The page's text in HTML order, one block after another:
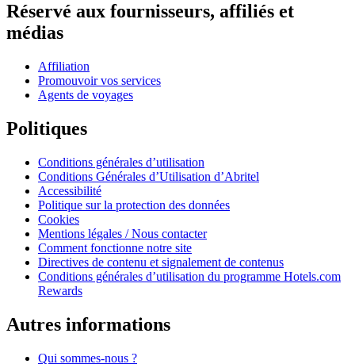
Réservé aux fournisseurs, affiliés et
médias
Affiliation
Promouvoir vos services
Agents de voyages
Politiques
Conditions générales d’utilisation
Conditions Générales d’Utilisation d’Abritel
Accessibilité
Politique sur la protection des données
Cookies
Mentions légales / Nous contacter
Comment fonctionne notre site
Directives de contenu et signalement de contenus
Conditions générales d’utilisation du programme Hotels.com
Rewards
Autres informations
Qui sommes-nous ?